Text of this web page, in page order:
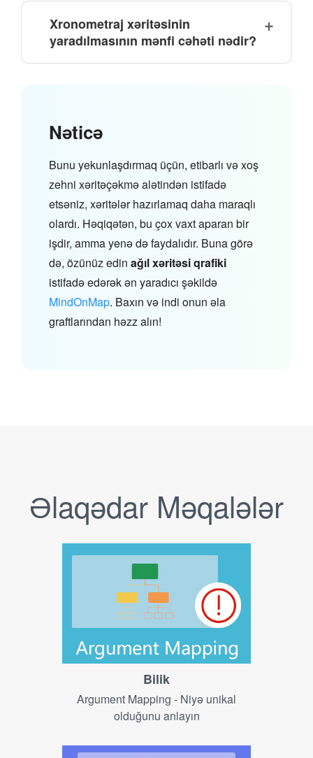
Xronometraj xəritəsinin
yaradılmasının mənfi cəhəti nədir?
Nəticə
Bunu yekunlaşdırmaq üçün, etibarlı və xoş
zehni xəritəçəkmə alətindən istifadə
etsəniz, xəritələr hazırlamaq daha maraqlı
olardı. Həqiqətən, bu çox vaxt aparan bir
işdir, amma yenə də faydalıdır. Buna görə
də, özünüz edin ağıl xəritəsi qrafiki
istifadə edərək ən yaradıcı şəkildə
MindOnMap. Baxın və indi onun əla
graftlarından həzz alın!
Əlaqədar Məqalələr
Bilik
Argument Mapping - Niyə unikal
olduğunu anlayın